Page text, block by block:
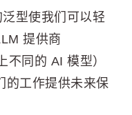
型使我们可以轻
提供商
不同的 AI 模型）
的工作提供未来保